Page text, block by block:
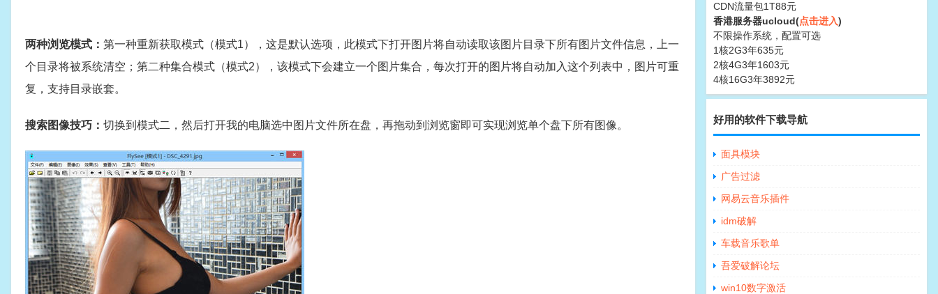
两种浏览模式： 第一种重新获取模式（模式1），这是默认选项，此模式下打开图片将自动读取该图片目录下所有图片文件信息，上一
个目录将被系统清空；第二种集合模式（模式2），该模式下会建立一个图片集合，每次打开的图片将自动加入这个列表中，图片可重
复，支持目录嵌套。
搜索图像技巧： 切换到模式二，然后打开我的电脑选中图片文件所在盘，再拖动到浏览窗即可实现浏览单个盘下所有图像。
CDN流量包1T88元
香港服务器ucloud(点击进入)
不限操作系统，配置可选
1核2G3年635元
2核4G3年1603元
4核16G3年3892元
好用的软件下载导航
面具模块
广告过滤
网易云音乐插件
idm破解
车载音乐歌单
吾爱破解论坛
win10数字激活